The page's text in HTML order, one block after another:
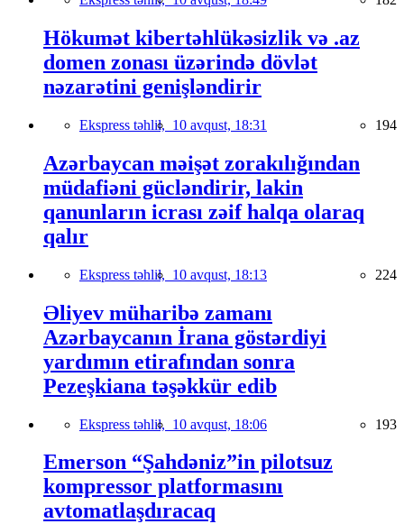
Hökumət kibertəhlükəsizlik və .az
domen zonası üzərində dövlət
nəzarətini genişləndirir
Ekspress təhlil, 10 avqust, 18:31 194
Azərbaycan məişət zorakılığından
müdafiəni gücləndirir, lakin
qanunların icrası zəif halqa olaraq
qalır
Ekspress təhlil, 10 avqust, 18:13 224
Əliyev müharibə zamanı
Azərbaycanın İrana göstərdiyi
yardımın etirafından sonra
Pezeşkiana təşəkkür edib
Ekspress təhlil, 10 avqust, 18:06 193
Emerson “Şahdəniz”in pilotsuz
kompressor platformasını
avtomatlaşdıracaq